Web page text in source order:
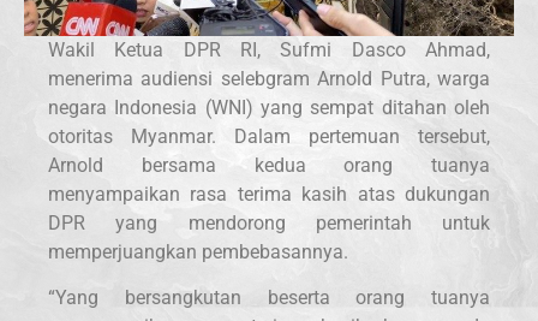
Wakil Ketua DPR RI, Sufmi Dasco Ahmad,
menerima audiensi selebgram Arnold Putra, warga
negara Indonesia (WNI) yang sempat ditahan oleh
otoritas Myanmar. Dalam pertemuan tersebut,
Arnold bersama kedua orang tuanya
menyampaikan rasa terima kasih atas dukungan
DPR yang mendorong pemerintah untuk
memperjuangkan pembebasannya.
“Yang bersangkutan beserta orang tuanya